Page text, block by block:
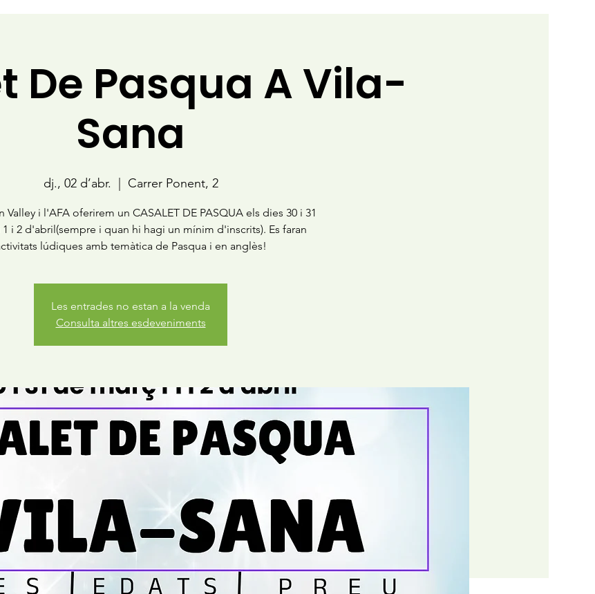
De Pasqua A Vila-
Sana
dj., 02 d’abr. Carrer Ponent, 2
Valley i l'AFA oferirem un CASALET DE PASQUA els dies 30 i 31
i 2 d'abril(sempre i quan hi hagi un mínim d'inscrits). Es faran
Les entrades no estan a la venda
Consulta altres esdeveniments